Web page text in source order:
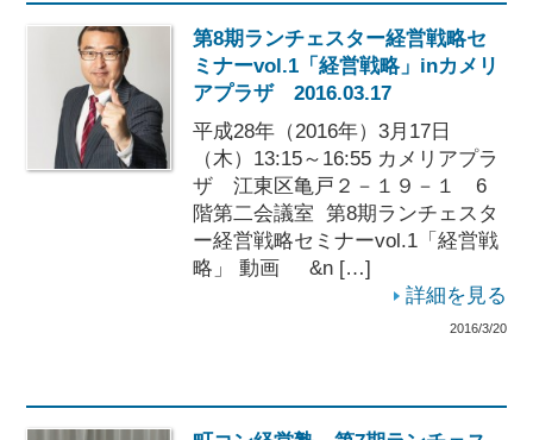
第8期ランチェスター経営戦略セ
ミナーvol.1「経営戦略」inカメリ
アプラザ 2016.03.17
平成28年（2016年）3月17日
（木）13:15～16:55 カメリアプラ
ザ 江東区亀戸２－１９－１ 6
階第二会議室 第8期ランチェスタ
ー経営戦略セミナーvol.1「経営戦
略」 動画 &n […]
詳細を見る
2016/3/20